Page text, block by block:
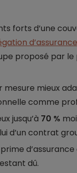
forts d’une
d’assurance
proposé par le
mesure mieux
comme
jusqu’à 70 %
d’un contrat
dû.